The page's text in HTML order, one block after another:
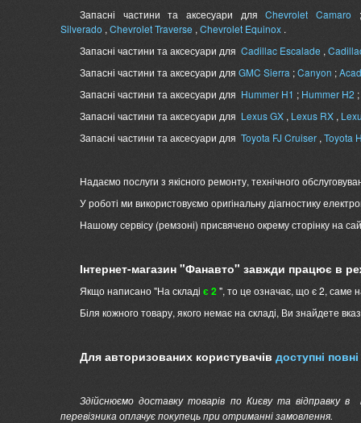
Запасні частини та аксесуари дляChevrolet Camaro
Silverado , Chevrolet Traverse , Chevrolet Equinox .
Запасні частини та аксесуари для Cadillac Escalade ,
Запасні частини та аксесуари для GMC Sierra ;Canyon ;
Запасні частини та аксесуари для Hummer H1 ; Hummer H2 ;
Запасні частини та аксесуари для Lexus GX , Lexus RX ,
Запасні частини та аксесуари для Toyota FJ Cruiser , Toyota
Надаємо послуги з якісного ремонту, технічного
У роботі ми використовуємо оригінальну діагностику
Нашому сервісу (ремзоні) присвячено окрему сторінку на
Інтернет-магазин "Фанавто" завжди працює в
Якщо написано "На складі є 2", то це означає, що є 2, саме
Біля кожного товару, якого немає на складі, Ви знайдете
Для авторизованих користувачів доступні
Здійснюємо доставку товарів по Києву та відправку в
перевізника оплачує покупець при отриманні замовлення.